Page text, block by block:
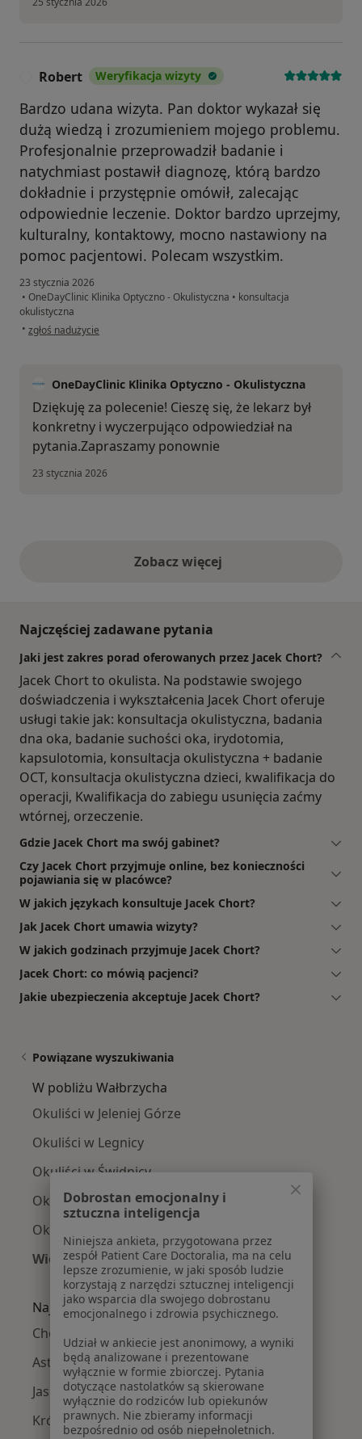
Robert Weryfikacja wizyty
Bardzo udana wizyta. Pan doktor wykazał się
dużą wiedzą i zrozumieniem mojego problemu.
Profesjonalnie przeprowadził badanie i
natychmiast postawił diagnozę, którą bardzo
dokładnie i przystępnie omówił, zalecając
odpowiednie leczenie. Doktor bardzo uprzejmy,
kulturalny, kontaktowy, mocno nastawiony na
pomoc pacjentowi. Polecam wszystkim.
23 stycznia 2026
• OneDayClinic Klinika Optyczno - Okulistyczna • konsultacja
okulistyczna
• w opinii użytkownika Robert
zgłoś nadużycie
OneDayClinic Klinika Optyczno - Okulistyczna
Dziękuję za polecenie! Cieszę się, że lekarz był
konkretny i wyczerpująco odpowiedział na
pytania.Zapraszamy ponownie
23 stycznia 2026
Zobacz więcejopinie powyżej
Najczęściej zadawane pytania
Jaki jest zakres porad oferowanych przez Jacek Chort?
Jacek Chort to okulista. Na podstawie swojego
doświadczenia i wykształcenia Jacek Chort oferuje
usługi takie jak: konsultacja okulistyczna, badania
dna oka, badanie suchości oka, irydotomia,
kapsulotomia, konsultacja okulistyczna + badanie
OCT, konsultacja okulistyczna dzieci, kwalifikacja do
operacji, Kwalifikacja do zabiegu usunięcia zaćmy
wtórnej, orzeczenie.
Gdzie Jacek Chort ma swój gabinet?
Czy Jacek Chort przyjmuje online, bez konieczności
pojawiania się w placówce?
W jakich językach konsultuje Jacek Chort?
Jak Jacek Chort umawia wizyty?
W jakich godzinach przyjmuje Jacek Chort?
Jacek Chort: co mówią pacjenci?
Jakie ubezpieczenia akceptuje Jacek Chort?
Powiązane wyszukiwania
W pobliżu Wałbrzycha
Okuliści w Jeleniej Górze
Okuliści w Legnicy
Okuliści w Świdnicy
Okuliści w Dzierżoniowie
Okuliści w Bielawie
Więcej (14)
Więcej w kategorii: W pobliżu Wałbrzycha
Najczęście leczone choroby
Choroby oczu w Wałbrzychu
Astygmatyzm w Wałbrzychu
Jaskra w Wałbrzychu
Krótkowzroczność w Wałbrzychu
Dobrostan emocjonalny i
sztuczna inteligencja
Niniejsza ankieta, przygotowana przez
zespół Patient Care Doctoralia, ma na celu
lepsze zrozumienie, w jaki sposób ludzie
korzystają z narzędzi sztucznej inteligencji
jako wsparcia dla swojego dobrostanu
emocjonalnego i zdrowia psychicznego.
Udział w ankiecie jest anonimowy, a wyniki
będą analizowane i prezentowane
wyłącznie w formie zbiorczej. Pytania
dotyczące nastolatków są skierowane
wyłącznie do rodziców lub opiekunów
prawnych. Nie zbieramy informacji
bezpośrednio od osób niepełnoletnich.